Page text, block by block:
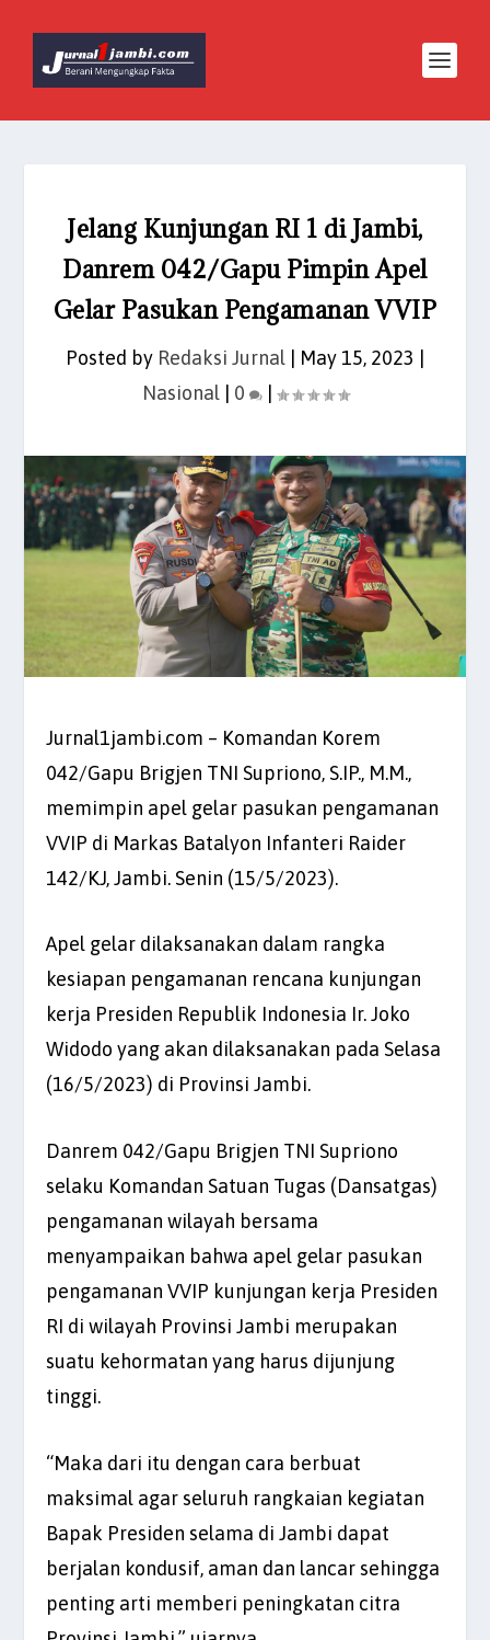
Jelang Kunjungan RI 1 di Jambi,
Danrem 042/Gapu Pimpin Apel
Gelar Pasukan Pengamanan VVIP
Posted by Redaksi Jurnal May 15, 2023
Nasional| 0 |
Jurnal1jambi.com – Komandan Korem
042/Gapu Brigjen TNI Supriono, S.IP., M.M.,
memimpin apel gelar pasukan pengamanan
VVIP di Markas Batalyon Infanteri Raider
142/KJ, Jambi. Senin (15/5/2023).
Apel gelar dilaksanakan dalam rangka
kesiapan pengamanan rencana kunjungan
kerja Presiden Republik Indonesia Ir. Joko
Widodo yang akan dilaksanakan pada Selasa
(16/5/2023) di Provinsi Jambi.
Danrem 042/Gapu Brigjen TNI Supriono
selaku Komandan Satuan Tugas (Dansatgas)
pengamanan wilayah bersama
menyampaikan bahwa apel gelar pasukan
pengamanan VVIP kunjungan kerja Presiden
RI di wilayah Provinsi Jambi merupakan
suatu kehormatan yang harus dijunjung
tinggi.
“Maka dari itu dengan cara berbuat
maksimal agar seluruh rangkaian kegiatan
Bapak Presiden selama di Jambi dapat
berjalan kondusif, aman dan lancar sehingga
penting arti memberi peningkatan citra